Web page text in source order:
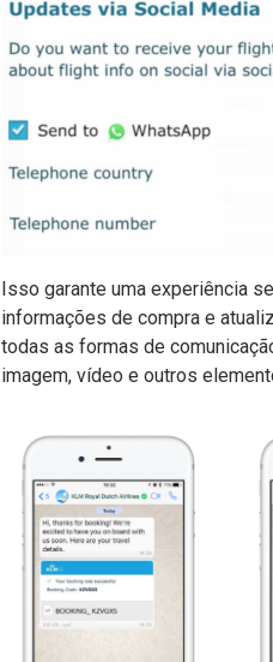
Isso garante uma experiência
informações de compra e
todas as formas de
imagem, vídeo e outros